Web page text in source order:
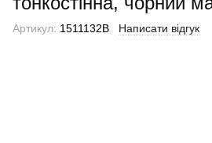
Артикул: 1511132B Написати відгук